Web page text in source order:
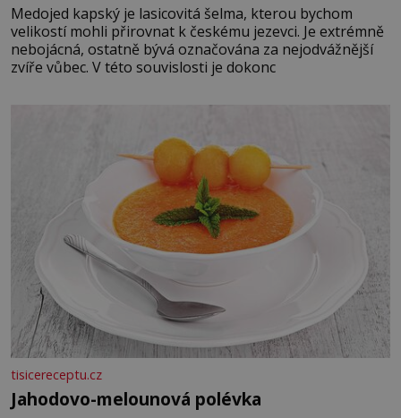
Medojed kapský je lasicovitá šelma, kterou bychom
velikostí mohli přirovnat k českému jezevci. Je extrémně
nebojácná, ostatně bývá označována za nejodvážnější
zvíře vůbec. V této souvislosti je dokonc
tisicereceptu.cz
Jahodovo-melounová polévka